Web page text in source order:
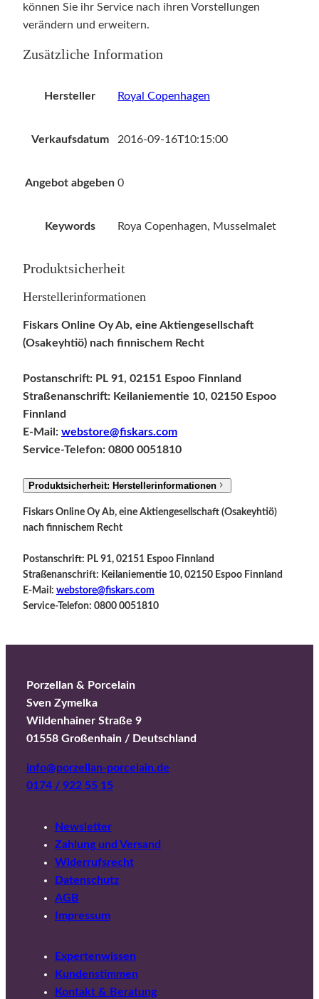
können Sie ihr Service nach ihren Vorstellungen
verändern und erweitern.
Zusätzliche Information
Hersteller Royal Copenhagen
Verkaufsdatum 2016-09-16T10:15:00
Angebot abgeben 0
Keywords Roya Copenhagen, Musselmalet
Produktsicherheit
Herstellerinformationen
Fiskars Online Oy Ab, eine Aktiengesellschaft
(Osakeyhtiö) nach finnischem Recht
Postanschrift: PL 91, 02151 Espoo Finnland
Straßenanschrift: Keilaniementie 10, 02150 Espoo
Finnland
E-Mail: webstore@fiskars.com
Service-Telefon: 0800 0051810
Produktsicherheit: Herstellerinformationen
Fiskars Online Oy Ab, eine Aktiengesellschaft (Osakeyhtiö)
nach finnischem Recht
Postanschrift: PL 91, 02151 Espoo Finnland
Straßenanschrift: Keilaniementie 10, 02150 Espoo Finnland
E-Mail: webstore@fiskars.com
Service-Telefon: 0800 0051810
Porzellan & Porcelain
Sven Zymelka
Wildenhainer Straße 9
01558 Großenhain / Deutschland
info@porzellan-porcelain.de
0174 / 922 55 15
Newsletter
Zahlung und Versand
Widerrufsrecht
Datenschutz
AGB
Impressum
Expertenwissen
Kundenstimmen
Kontakt & Beratung